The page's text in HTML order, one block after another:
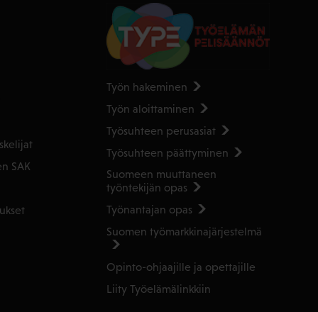
SAK
Työn hakeminen
Työn aloittaminen
Työsuhteen perusasiat
Työsuhteen päättyminen
Suomeen muuttaneen
työntekijän opas
Työnantajan opas
Suomen työmarkkinajärjestelmä
Opinto-ohjaajille ja opettajille
Liity Työelämälinkkiin